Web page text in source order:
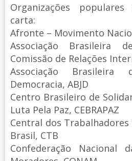
Organizações
carta:
Afronte – Movimento
Associação Brasileira
Comissão de Relações
Associação
Democracia, ABJD
Centro Brasileiro de
Luta Pela Paz, CEBRAPAZ
Central dos
Brasil, CTB
Confederação Nacional